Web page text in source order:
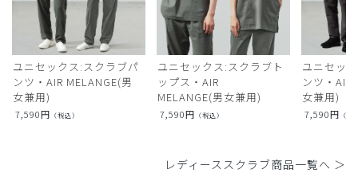
ユニセックス:スクラブパ
ンツ・AIR MELANGE(男
女兼用)
7,590円 （税込）
ユニセックス:スクラブト
ップス・AIR
MELANGE(男女兼用)
7,590円 （税込）
ユニセッ
ンツ・AIR
女兼用)
7,590円 （税
レディーススクラブ商品一覧へ ＞